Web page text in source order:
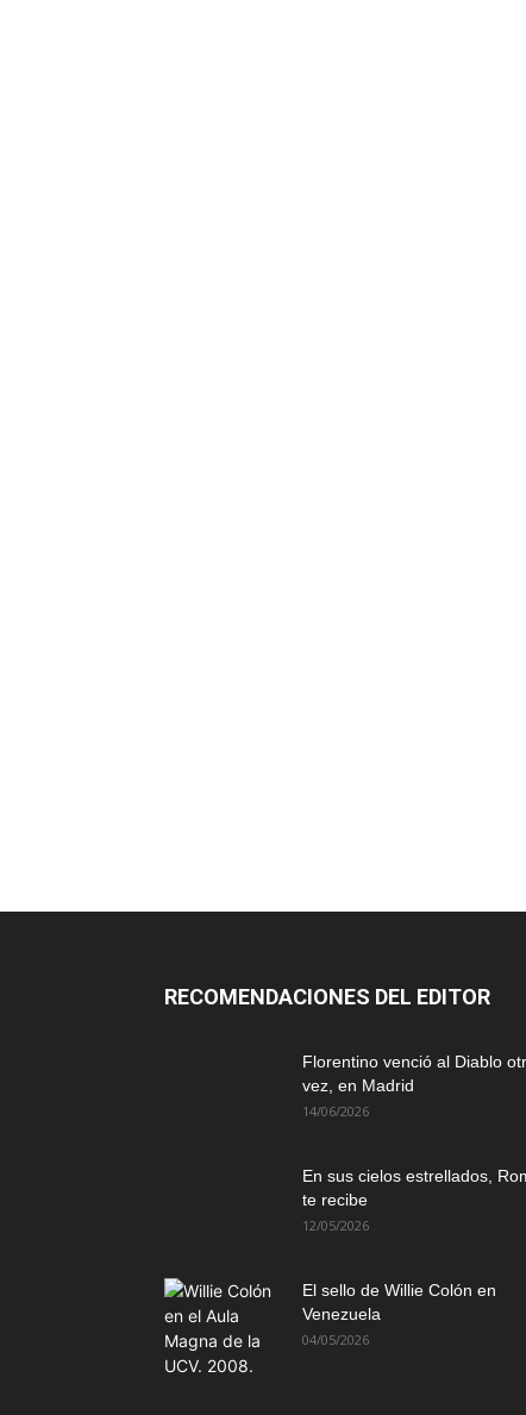
RECOMENDACIONES DEL EDITOR
Florentino venció al Diablo
vez, en Madrid
14/06/2026
En sus cielos estrellados,
te recibe
12/05/2026
El sello de Willie Colón en
Venezuela
04/05/2026